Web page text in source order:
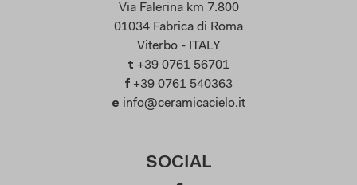
Via Falerina km 7.800
01034 Fabrica di Roma
Viterbo - ITALY
t +39 0761 56701
f +39 0761 540363
e info@ceramicacielo.it
SOCIAL